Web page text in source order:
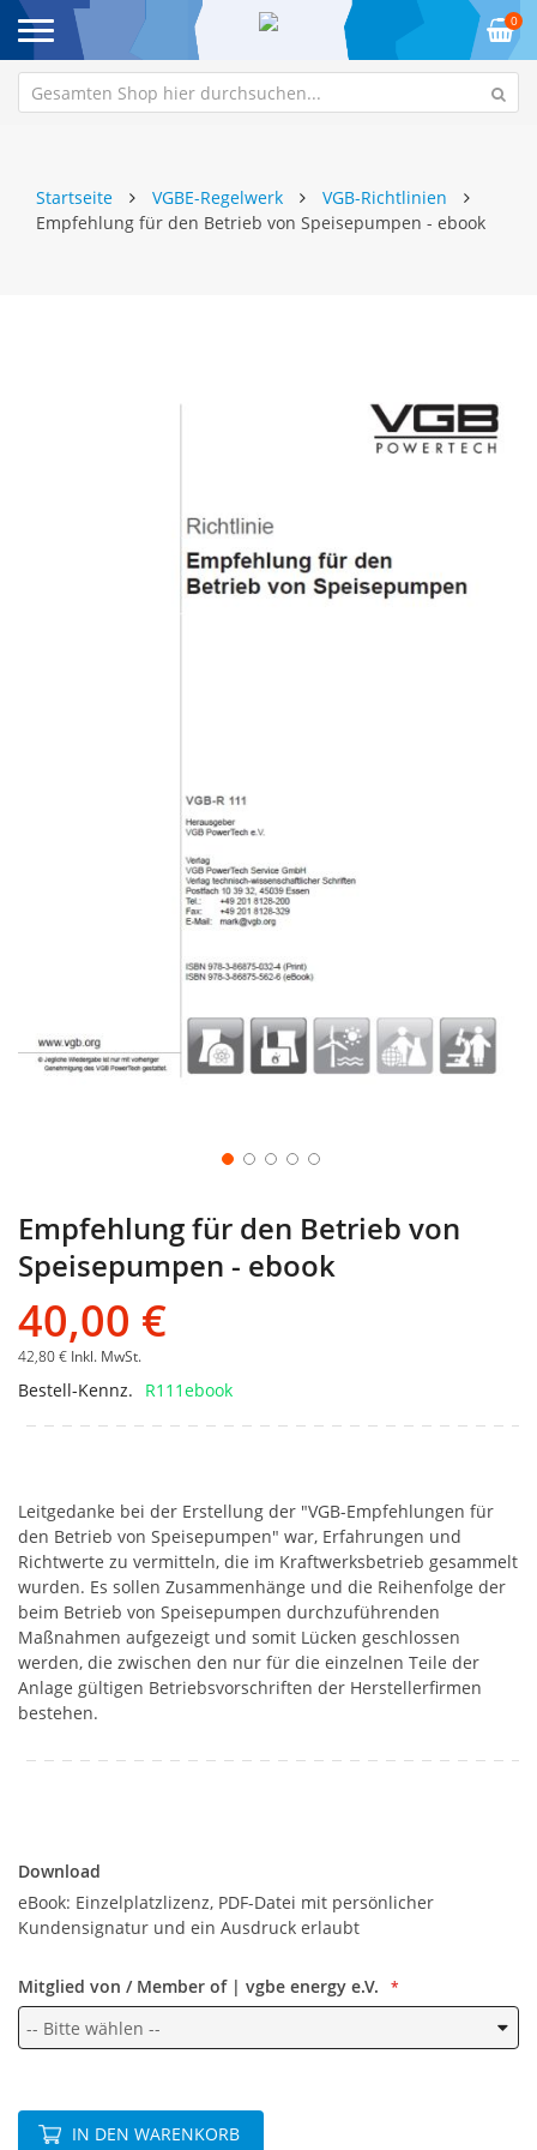
0
Startseite VGBE-Regelwerk
VGB-Richtlinien
Empfehlung für den Betrieb von Speisepumpen - ebook
Empfehlung für den Betrieb von
Speisepumpen - ebook
40,00 €
42,80 € Inkl. MwSt.
Bestell-Kennz. R111ebook
Leitgedanke bei der Erstellung der "VGB-Empfehlungen für
den Betrieb von Speisepumpen" war, Erfahrungen und
Richtwerte zu vermitteln, die im Kraftwerksbetrieb gesammelt
wurden. Es sollen Zusammenhänge und die Reihenfolge der
beim Betrieb von Speisepumpen durchzuführenden
Maßnahmen aufgezeigt und somit Lücken geschlossen
werden, die zwischen den nur für die einzelnen Teile der
Anlage gültigen Betriebsvorschriften der Herstellerfirmen
bestehen.
Download
eBook: Einzelplatzlizenz, PDF-Datei mit persönlicher
Kundensignatur und ein Ausdruck erlaubt
Mitglied von / Member of | vgbe energy e.V.
IN DEN WARENKORB